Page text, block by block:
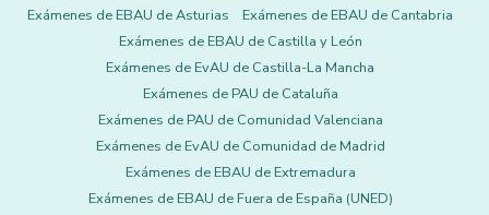
Exámenes de EBAU de Asturias
Exámenes de EBAU de Cantabria
Exámenes de EBAU de Castilla y León
Exámenes de EvAU de Castilla-La Mancha
Exámenes de PAU de Cataluña
Exámenes de PAU de Comunidad Valenciana
Exámenes de EvAU de Comunidad de Madrid
Exámenes de EBAU de Extremadura
Exámenes de EBAU de Fuera de España (UNED)